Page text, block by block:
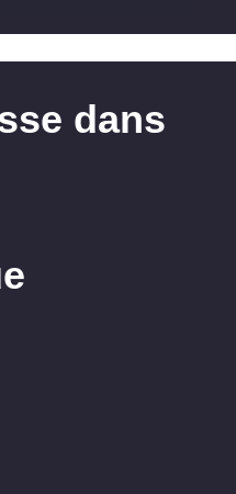
dans